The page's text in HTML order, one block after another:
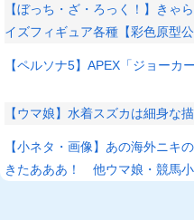
【ぼっち・ざ・ろっく！】きゃ
イズフィギュア各種【彩色原型公
【ペルソナ5】APEX「ジョーカ
【ウマ娘】水着スズカは細身な
【小ネタ・画像】あの海外ニキ
きたあああ！ 他ウマ娘・競馬